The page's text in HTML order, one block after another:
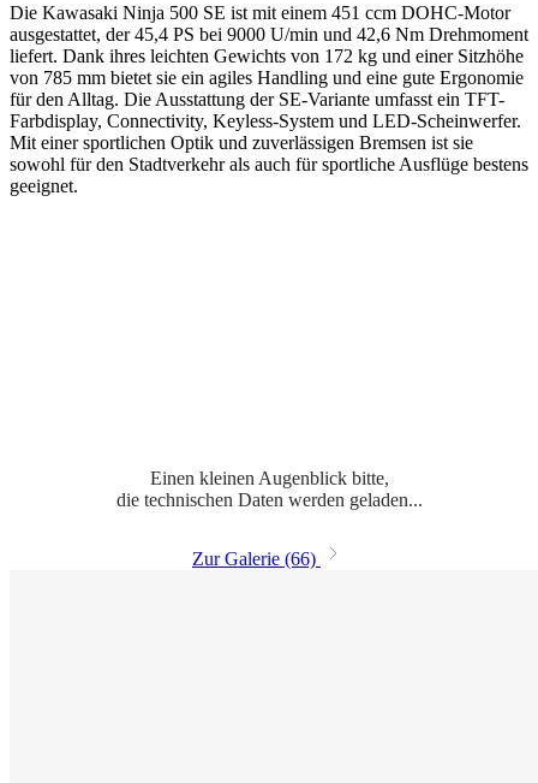
Die Kawasaki Ninja 500 SE ist mit einem 451 ccm DOHC-Motor
ausgestattet, der 45,4 PS bei 9000 U/min und 42,6 Nm Drehmoment
liefert. Dank ihres leichten Gewichts von 172 kg und einer Sitzhöhe
von 785 mm bietet sie ein agiles Handling und eine gute Ergonomie
für den Alltag. Die Ausstattung der SE-Variante umfasst ein TFT-
Farbdisplay, Connectivity, Keyless-System und LED-Scheinwerfer.
Mit einer sportlichen Optik und zuverlässigen Bremsen ist sie
sowohl für den Stadtverkehr als auch für sportliche Ausflüge bestens
geeignet.
Einen kleinen Augenblick bitte,
die technischen Daten werden geladen...
Zur Galerie (66)